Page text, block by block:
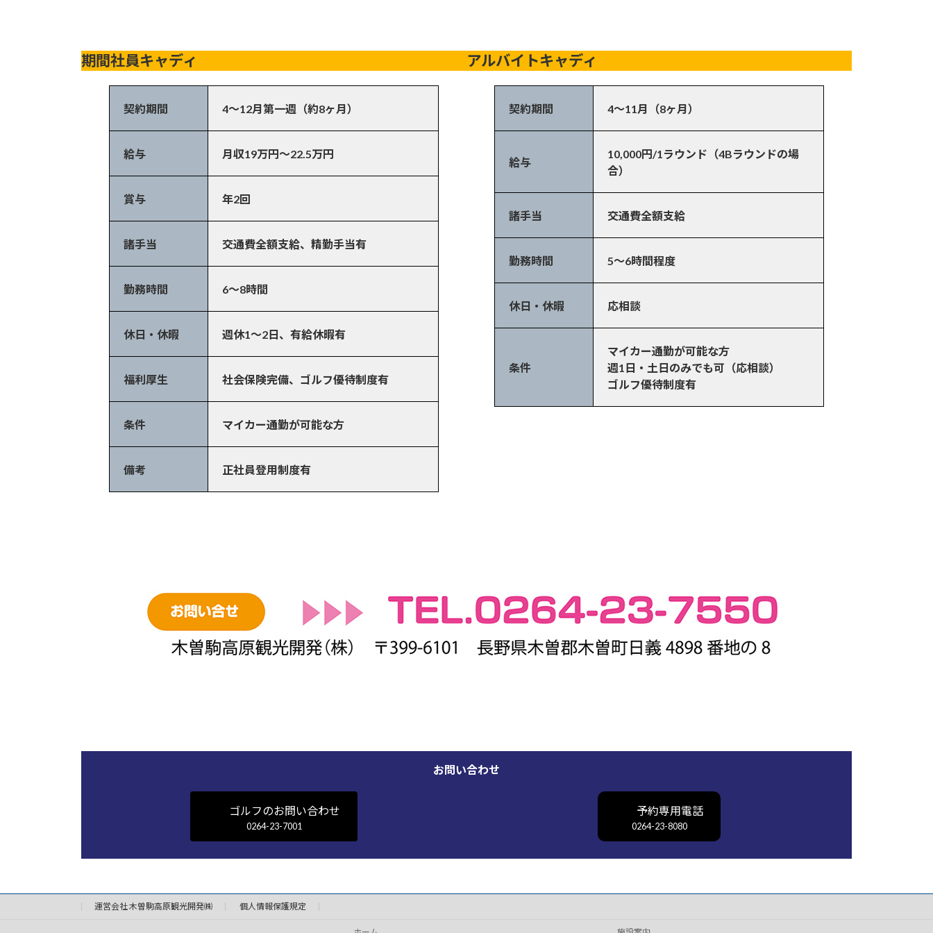
期間社員キャディ
契約期間 4〜12月第一週（約8ヶ月）
給与 月収19万円〜22.5万円
賞与 年2回
諸手当 交通費全額支給、精勤手当有
勤務時間 6～8時間
休日・休暇 週休1～2日、有給休暇有
福利厚生 社会保険完備、ゴルフ優待制度有
条件 マイカー通勤が可能な方
備考 正社員登用制度有
アルバイトキャディ
契約期間 4〜11月（8ヶ月）
給与
10,000円/1ラウンド（4Bラウンドの場
合）
諸手当 交通費全額支給
勤務時間 5～6時間程度
休日・休暇 応相談
条件
マイカー通勤が可能な方
週1日・土日のみでも可（応相談）
ゴルフ優待制度有
お問い合わせ
ゴルフのお問い合わせ
0264-23-7001
予約専用電話
0264-23-8080
運営会社 木曽駒高原観光開発㈱ 個人情報保護規定